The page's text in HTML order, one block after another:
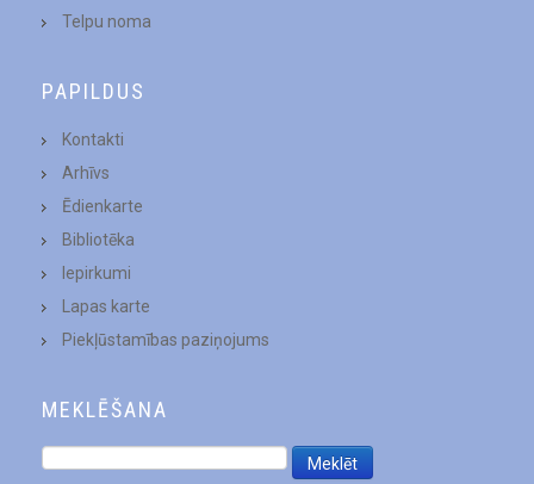
Telpu noma
PAPILDUS
Kontakti
Arhīvs
Ēdienkarte
Bibliotēka
Iepirkumi
Lapas karte
Piekļūstamības paziņojums
MEKLĒŠANA